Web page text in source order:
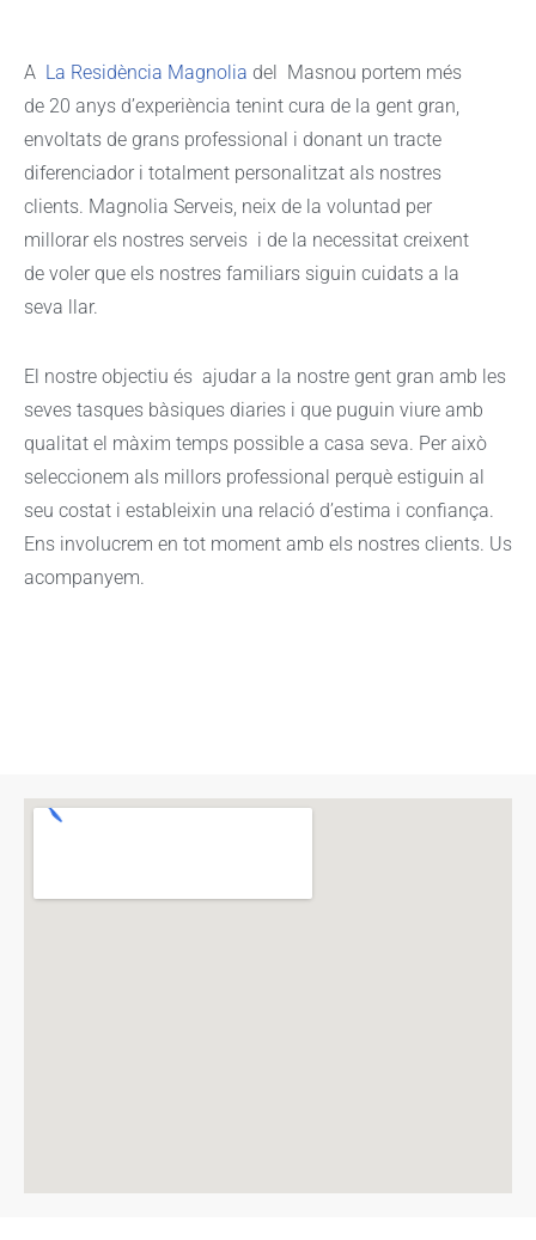
A La Residència Magnolia del Masnou portem més
de 20 anys d’experiència tenint cura de la gent gran,
envoltats de grans professional i donant un tracte
diferenciador i totalment personalitzat als nostres
clients. Magnolia Serveis, neix de la voluntad per
millorar els nostres serveis i de la necessitat creixent
de voler que els nostres familiars siguin cuidats a la
seva llar.
El nostre objectiu és ajudar a la nostre gent gran amb les
seves tasques bàsiques diaries i que puguin viure amb
qualitat el màxim temps possible a casa seva. Per això
seleccionem als millors professional perquè estiguin al
seu costat i estableixin una relació d’estima i confiança.
Ens involucrem en tot moment amb els nostres clients. Us
acompanyem.